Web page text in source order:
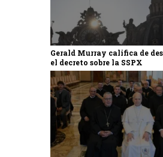
Gerald Murray califica de
el decreto sobre la SSPX